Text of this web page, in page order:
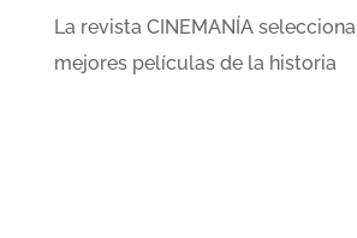
La revista CINEMANÍA
mejores películas de la historia